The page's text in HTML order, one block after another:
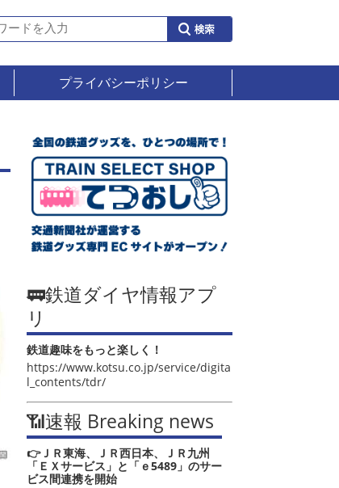
プライバシーポリシー
🚃鉄道ダイヤ情報アプ
リ
鉄道趣味をもっと楽しく！
https://www.kotsu.co.jp/service/digita
l_contents/tdr/
📶速報 Breaking news
👉ＪＲ東海、ＪＲ西日本、ＪＲ九州
「ＥＸサービス」と「ｅ5489」のサー
ビス間連携を開始